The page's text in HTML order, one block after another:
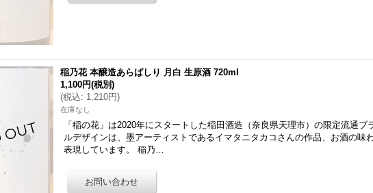
稲乃花 本醸造あらばしり 月白 生原酒 720ml
1,100円(税別)
(税込: 1,210円)
在庫なし
「稲の花」は2020年にスタートした稲田酒造（奈良県天理市）の限定流通ブ
ルデザインは、墨アーティストであるイマタニタカコさんの作品、お酒の味
表現しています。 稲乃…